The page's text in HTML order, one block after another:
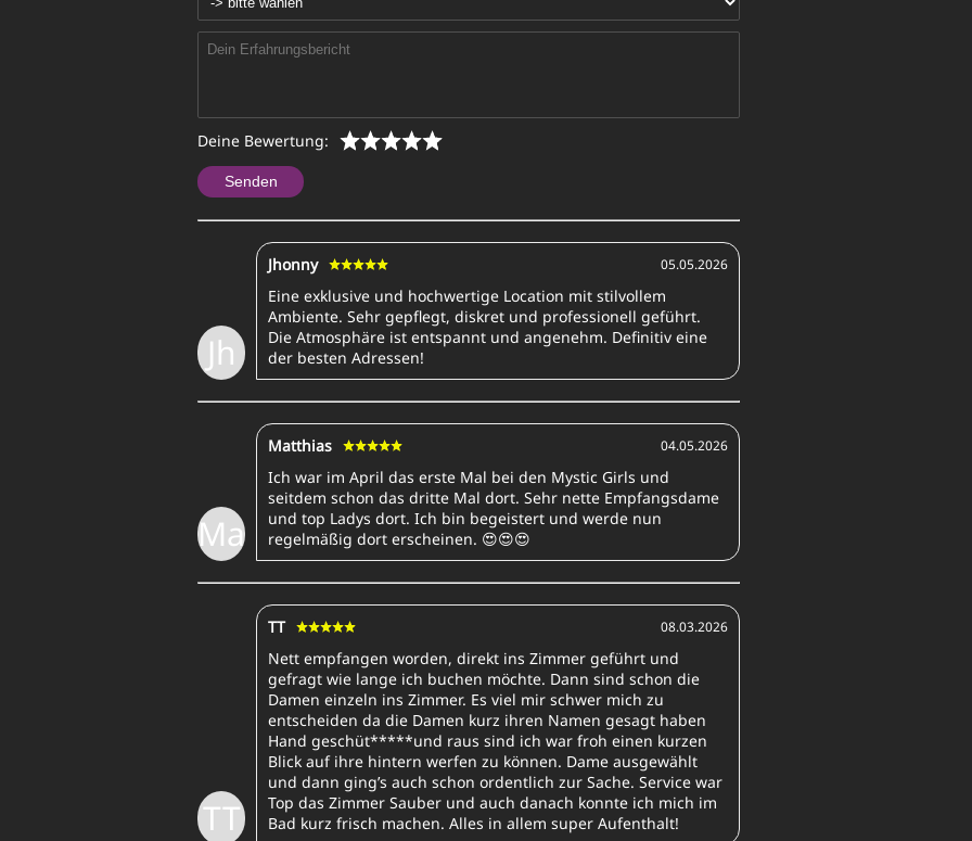
Deine Bewertung:
Senden
Jh
Jhonny 05.05.2026
Eine exklusive und hochwertige Location mit stilvollem
Ambiente. Sehr gepflegt, diskret und professionell geführt.
Die Atmosphäre ist entspannt und angenehm. Definitiv eine
der besten Adressen!
Ma
Matthias 04.05.2026
Ich war im April das erste Mal bei den Mystic Girls und
seitdem schon das dritte Mal dort. Sehr nette Empfangsdame
und top Ladys dort. Ich bin begeistert und werde nun
regelmäßig dort erscheinen. 😍😍😍
TT
TT 08.03.2026
Nett empfangen worden, direkt ins Zimmer geführt und
gefragt wie lange ich buchen möchte. Dann sind schon die
Damen einzeln ins Zimmer. Es viel mir schwer mich zu
entscheiden da die Damen kurz ihren Namen gesagt haben
Hand geschüt*****und raus sind ich war froh einen kurzen
Blick auf ihre hintern werfen zu können. Dame ausgewählt
und dann ging’s auch schon ordentlich zur Sache. Service war
Top das Zimmer Sauber und auch danach konnte ich mich im
Bad kurz frisch machen. Alles in allem super Aufenthalt!